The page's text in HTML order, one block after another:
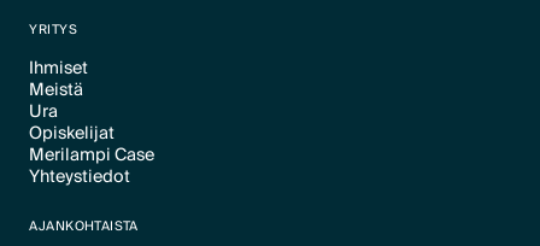
YRITYS
Ihmiset
Text Link
Meistä
Text Link
Ura
Text Link
Opiskelijat
Text Link
Merilampi Case
Text Link
Yhteystiedot
AJANKOHTAISTA